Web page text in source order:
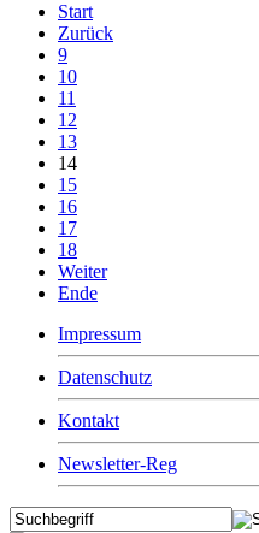
Start
Zurück
9
10
11
12
13
14
15
16
17
18
Weiter
Ende
Impressum
Datenschutz
Kontakt
Newsletter-Reg